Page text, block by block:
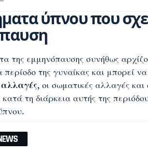
ύπνου που
της εμμηνόπαυσης συνήθως
περίοδο της γυναίκας και μπορεί
αλλαγές, οι σωματικές αλλαγές και
κατά τη διάρκεια αυτής της